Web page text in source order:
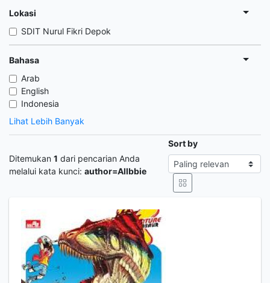
Lokasi
SDIT Nurul Fikri Depok
Bahasa
Arab
English
Indonesia
Lihat Lebih Banyak
Ditemukan 1 dari pencarian Anda
melalui kata kunci: author=Allbbie
Sort by